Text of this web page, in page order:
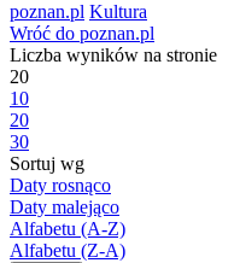
poznan.pl Kultura
Wróć do poznan.pl
Liczba wyników na stronie
20
10
20
30
Sortuj wg
Daty rosnąco
Daty malejąco
Alfabetu (A-Z)
Alfabetu (Z-A)